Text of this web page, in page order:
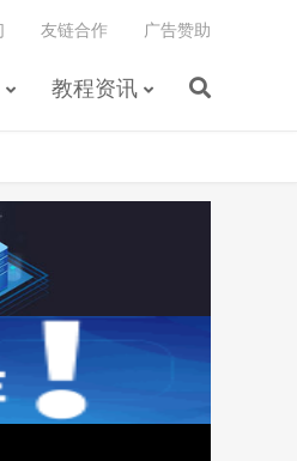
教程资讯
友链合作 广告赞助